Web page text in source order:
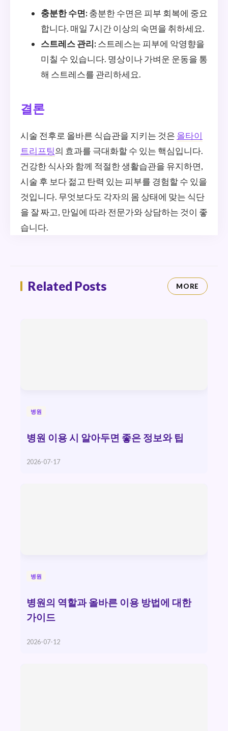
충분한 수면: 충분한 수면은 피부 회복에 중요
합니다. 매일 7시간 이상의 숙면을 취하세요.
스트레스 관리: 스트레스는 피부에 악영향을
미칠 수 있습니다. 명상이나 가벼운 운동을 통
해 스트레스를 관리하세요.
결론
시술 전후로 올바른 식습관을 지키는 것은 올타이
트리프팅의 효과를 극대화할 수 있는 핵심입니다.
건강한 식사와 함께 적절한 생활습관을 유지하면,
시술 후 보다 젊고 탄력 있는 피부를 경험할 수 있을
것입니다. 무엇보다도 각자의 몸 상태에 맞는 식단
을 잘 짜고, 만일에 따라 전문가와 상담하는 것이 좋
습니다.
Related Posts MORE
병원
병원 이용 시 알아두면 좋은 정보와 팁
2026-07-17
병원
병원의 역할과 올바른 이용 방법에 대한
가이드
2026-07-12